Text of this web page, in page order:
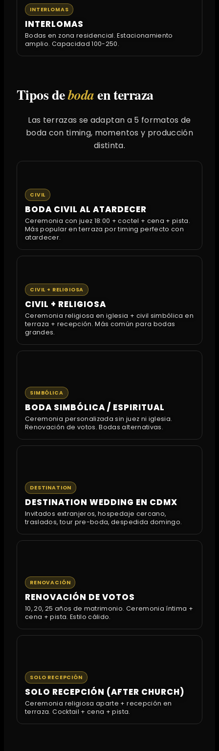
INTERLOMAS
INTERLOMAS
Bodas en zona residencial. Estacionamiento
amplio. Capacidad 100-250.
Tipos debodaen terraza
Las terrazas se adaptan a 5 formatos de
boda con timing, momentos y producción
distinta.
CIVIL
BODA CIVIL AL ATARDECER
Ceremonia con juez 18:00 + coctel + cena + pista.
Más popular en terraza por timing perfecto con
atardecer.
CIVIL + RELIGIOSA
CIVIL + RELIGIOSA
Ceremonia religiosa en iglesia + civil simbólica en
terraza + recepción. Más común para bodas
grandes.
SIMBÓLICA
BODA SIMBÓLICA / ESPIRITUAL
Ceremonia personalizada sin juez ni iglesia.
Renovación de votos. Bodas alternativas.
DESTINATION
DESTINATION WEDDING EN CDMX
Invitados extranjeros, hospedaje cercano,
traslados, tour pre-boda, despedida domingo.
RENOVACIÓN
RENOVACIÓN DE VOTOS
10, 20, 25 años de matrimonio. Ceremonia íntima +
cena + pista. Estilo cálido.
SOLO RECEPCIÓN
SOLO RECEPCIÓN (AFTER CHURCH)
Ceremonia religiosa aparte + recepción en
terraza. Cocktail + cena + pista.